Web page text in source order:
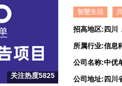
关注热度5825
智慧生活
招高地区:四川
所属行业:信息
公司名称:中优